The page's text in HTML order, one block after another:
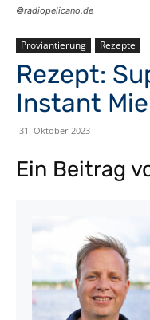
©️radiopelicano.de
Proviantierung Rezepte
Rezept:
Instant
31. Oktober 2023
Ein Beitrag